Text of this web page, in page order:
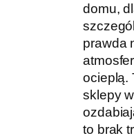
domu,
prawda
ocieplą.
sklepy
to brak